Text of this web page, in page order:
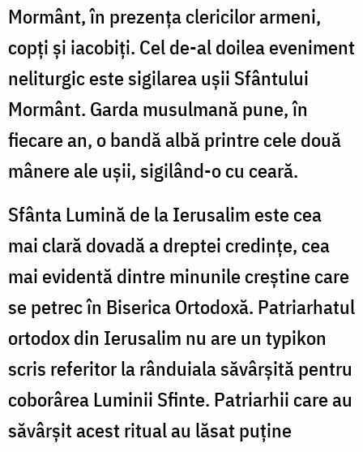
Mormânt, în prezenţa clericilor armeni,
copţi şi iacobiţi. Cel de-al doilea eveniment
neliturgic este sigilarea uşii Sfântului
Mormânt. Garda musulmană pune, în
fiecare an, o bandă albă printre cele două
mânere ale uşii, sigilând-o cu ceară.
Sfânta Lumină de la Ierusalim este cea
mai clară dovadă a dreptei credinţe, cea
mai evidentă dintre minunile creştine care
se petrec în Biserica Ortodoxă. Patriarhatul
ortodox din Ierusalim nu are un typikon
scris referitor la rânduiala săvârşită pentru
coborârea Luminii Sfinte. Patriarhii care au
săvârşit acest ritual au lăsat puţine